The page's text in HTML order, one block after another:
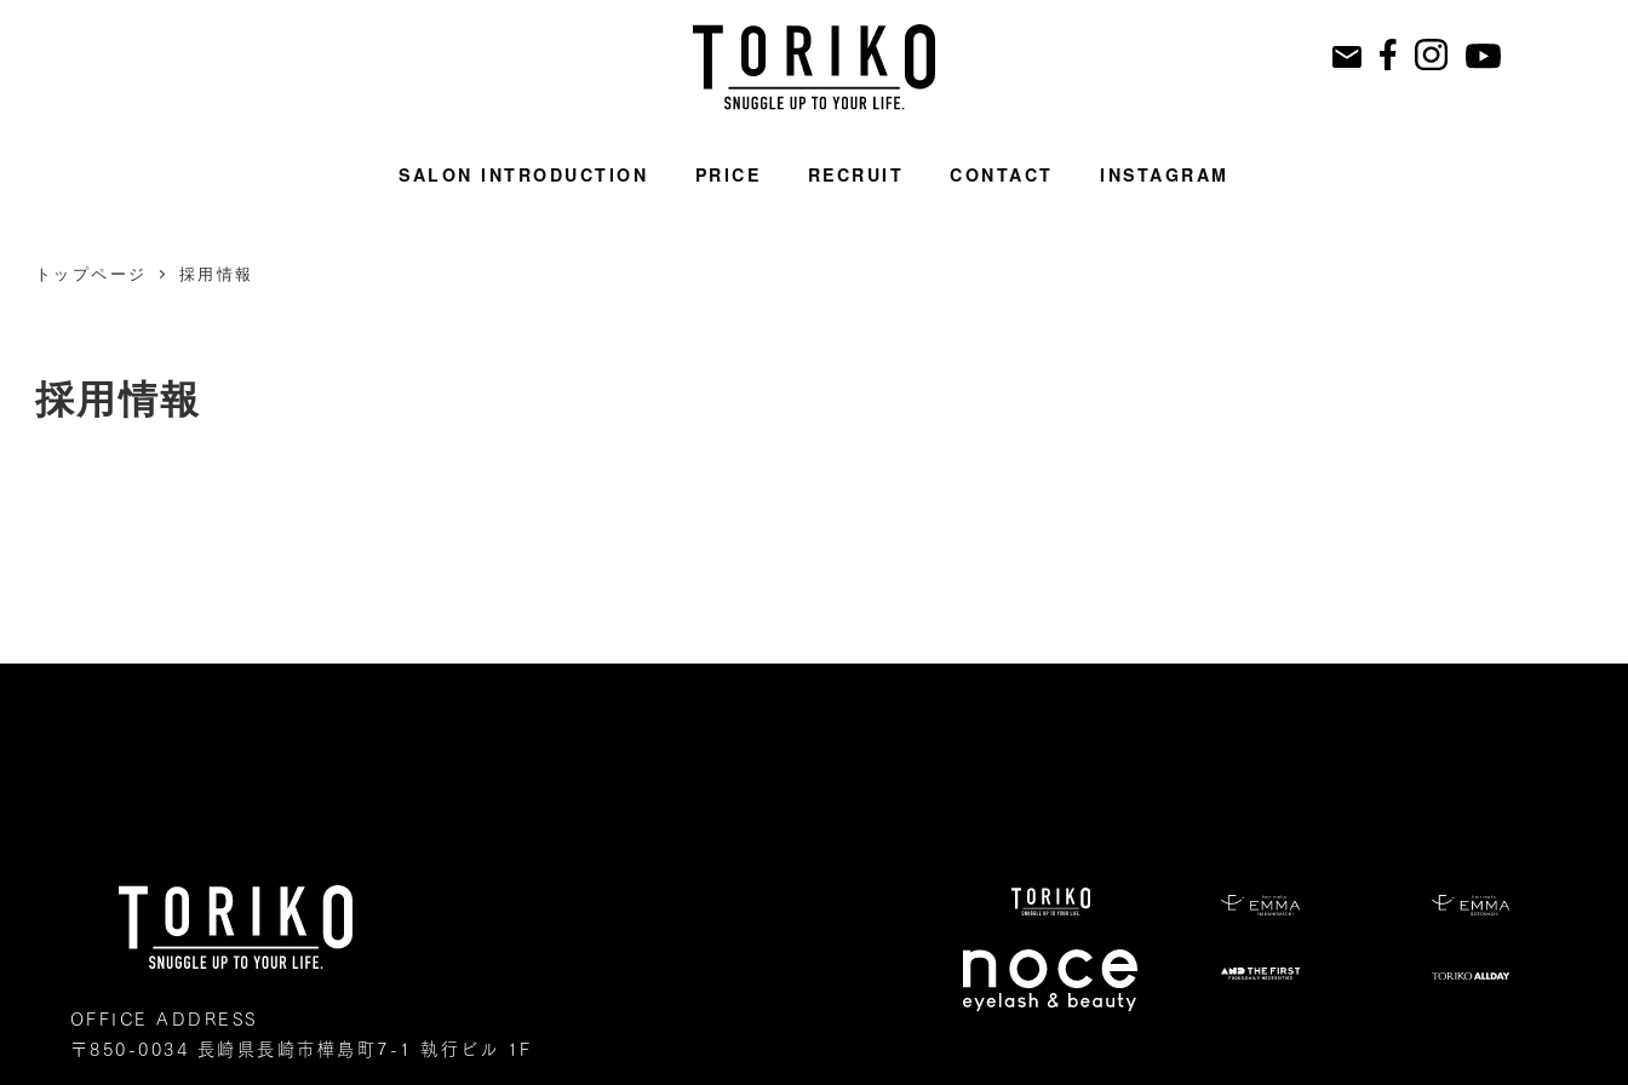
SALON INTRODUCTION PRICE RECRUIT CONTACT INSTAGRAM
トップページ 採用情報
採用情報
OFFICE ADDRESS
〒850-0034 長崎県長崎市樺島町7-1 執行ビル 1F